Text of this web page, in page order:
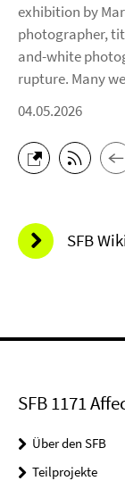
exhibition by
photographer,
and-white
rupture. Many
04.05.2026
SFB
SFB 1171
Über den SFB
Teilprojekte